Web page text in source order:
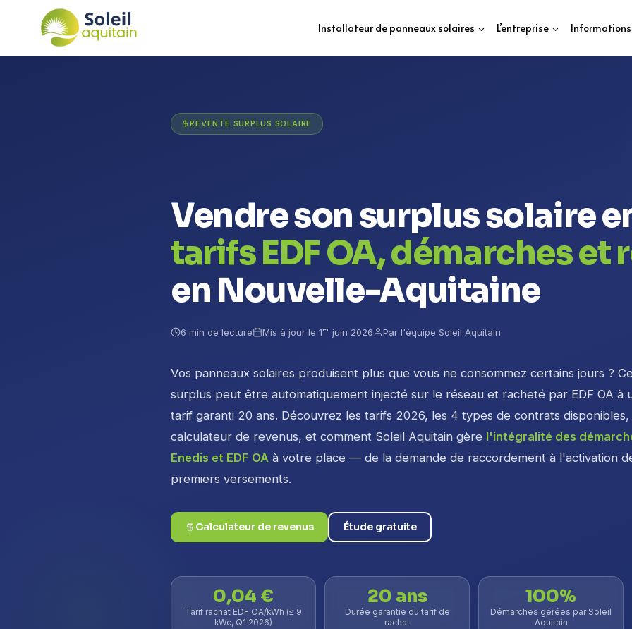
Installateur de panneaux solaires L’entreprise Informations
REVENTE SURPLUS SOLAIRE
Vendre son surplus solaire
tarifs EDF OA, démarches et
en Nouvelle-Aquitaine
6 min de lecture Mis à jour le 1ᵉʳ juin 2026 Par l'équipe Soleil Aquitain
Vos panneaux solaires produisent plus que vous ne consommez certains jours ? Ce
surplus peut être automatiquement injecté sur le réseau et racheté par EDF OA à
tarif garanti 20 ans. Découvrez les tarifs 2026, les 4 types de contrats disponibles,
calculateur de revenus, et comment Soleil Aquitain gère l'intégralité des
Enedis et EDF OA à votre place — de la demande de raccordement à l'activation
premiers versements.
Calculateur de revenus Étude gratuite
0,04 €
Tarif rachat EDF OA/kWh (≤ 9
kWc, Q1 2026)
20 ans
Durée garantie du tarif de
rachat
100%
Démarches gérées par Soleil
Aquitain